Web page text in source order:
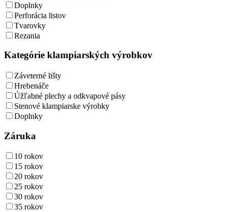
Doplnky
Perforácia listov
Tvarovky
Rezania
Kategórie klampiarských výrobkov
Záveterné lišty
Hrebenáče
Úžľabné plechy a odkvapové pásy
Stenové klampiarske výrobky
Doplnky
Záruka
10 rokov
15 rokov
20 rokov
25 rokov
30 rokov
35 rokov